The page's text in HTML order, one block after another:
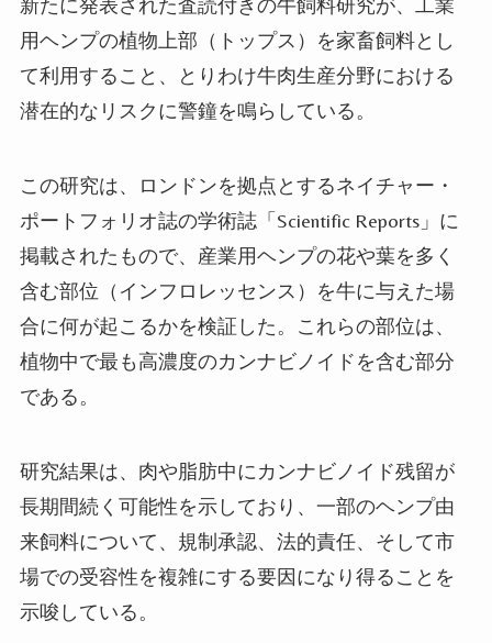
新たに発表された査読付きの牛飼料研究が、工業
用ヘンプの植物上部（トップス）を家畜飼料とし
て利用すること、とりわけ牛肉生産分野における
潜在的なリスクに警鐘を鳴らしている。
この研究は、ロンドンを拠点とするネイチャー・
ポートフォリオ誌の学術誌「Scientific Reports」に
掲載されたもので、産業用ヘンプの花や葉を多く
含む部位（インフロレッセンス）を牛に与えた場
合に何が起こるかを検証した。これらの部位は、
植物中で最も高濃度のカンナビノイドを含む部分
である。
研究結果は、肉や脂肪中にカンナビノイド残留が
長期間続く可能性を示しており、一部のヘンプ由
来飼料について、規制承認、法的責任、そして市
場での受容性を複雑にする要因になり得ることを
示唆している。